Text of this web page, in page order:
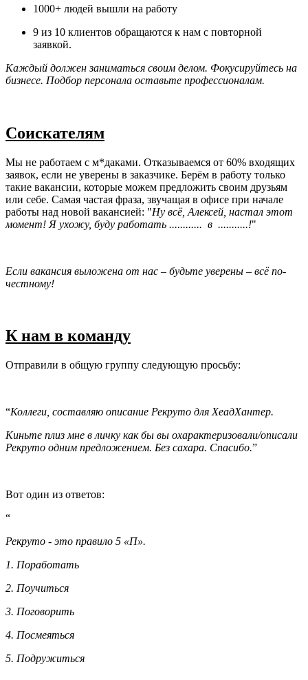
1000+ людей вышли на работу
9 из 10 клиентов обращаются к нам с повторной
заявкой.
Каждый должен заниматься своим делом. Фокусируйтесь на
бизнесе. Подбор персонала оставьте профессионалам.
Соискателям
Мы не работаем с м*даками. Отказываемся от 60% входящих
заявок, если не уверены в заказчике. Берём в работу только
такие вакансии, которые можем предложить своим друзьям
или себе. Самая частая фраза, звучащая в офисе при начале
работы над новой вакансией: "Ну всё, Алексей, настал этот
момент! Я ухожу, буду работать ............ в ...........!"
Если вакансия выложена от нас – будьте уверены – всё по-
честному!
К нам в команду
Отправили в общую группу следующую просьбу:
“Коллеги, составляю описание Рекруто для ХеадХантер.
Киньте плиз мне в личку как бы вы охарактеризовали/описали
Рекруто одним предложением. Без сахара. Спасибо.”
Вот один из ответов:
“
Рекруто - это правило 5 «П».
1. Поработать
2. Поучиться
3. Поговорить
4. Посмеяться
5. Подружиться